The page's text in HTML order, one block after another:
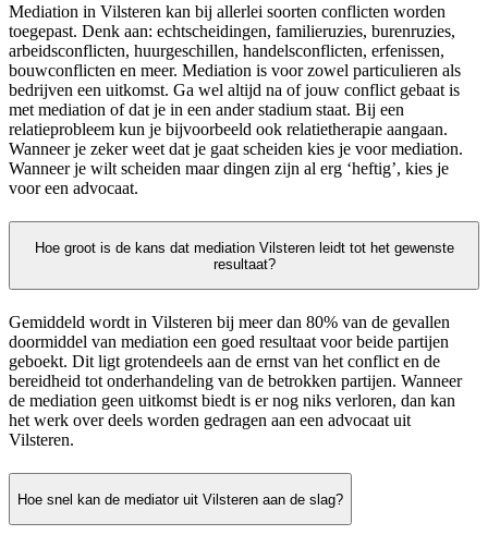
Mediation in Vilsteren kan bij allerlei soorten conflicten worden
toegepast. Denk aan: echtscheidingen, familieruzies, burenruzies,
arbeidsconflicten, huurgeschillen, handelsconflicten, erfenissen,
bouwconflicten en meer. Mediation is voor zowel particulieren als
bedrijven een uitkomst. Ga wel altijd na of jouw conflict gebaat is
met mediation of dat je in een ander stadium staat. Bij een
relatieprobleem kun je bijvoorbeeld ook relatietherapie aangaan.
Wanneer je zeker weet dat je gaat scheiden kies je voor mediation.
Wanneer je wilt scheiden maar dingen zijn al erg ‘heftig’, kies je
voor een advocaat.
Hoe groot is de kans dat mediation Vilsteren leidt tot het gewenste
resultaat?
Gemiddeld wordt in Vilsteren bij meer dan 80% van de gevallen
doormiddel van mediation een goed resultaat voor beide partijen
geboekt. Dit ligt grotendeels aan de ernst van het conflict en de
bereidheid tot onderhandeling van de betrokken partijen. Wanneer
de mediation geen uitkomst biedt is er nog niks verloren, dan kan
het werk over deels worden gedragen aan een advocaat uit
Vilsteren.
Hoe snel kan de mediator uit Vilsteren aan de slag?